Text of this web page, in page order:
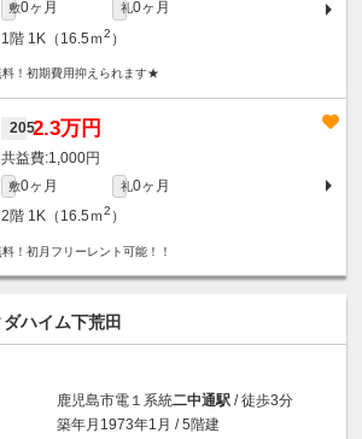
敷0ヶ月 礼0ヶ月
1階 1K（16.5ｍ2 ）
料！初期費用抑えられます★
2052.3万円
1,000円
敷0ヶ月 礼0ヶ月
2階 1K（16.5ｍ2 ）
！初月フリーレント可能！！
ダハイム下荒田
鹿児島市電１系統二中通駅 / 徒歩3分
築年月1973年1月 / 5階建